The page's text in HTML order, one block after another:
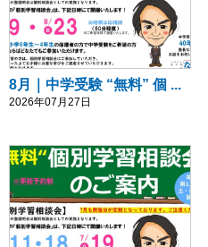
8月｜中学受験 “無料” 個 ...
2026年07月27日